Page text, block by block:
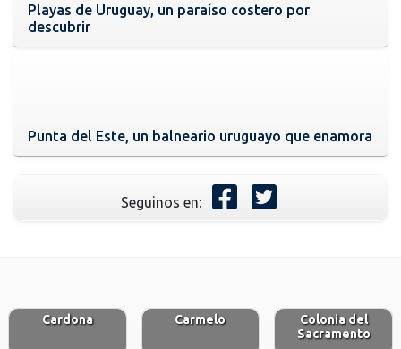
Playas de Uruguay, un paraíso costero por
descubrir
Punta del Este, un balneario uruguayo que enamora
Seguinos en:
Cardona Carmelo
Colonia del
Sacramento